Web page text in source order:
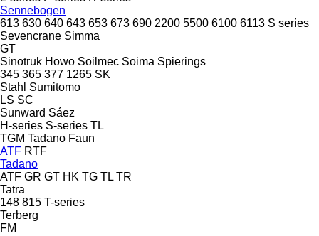
Sennebogen
613 630 640 643 653 673 690 2200 5500 6100 6113 S series
Sevencrane Simma
GT
Sinotruk Howo Soilmec Soima Spierings
345 365 377 1265 SK
Stahl Sumitomo
LS SC
Sunward Sáez
H-series S-series TL
TGM Tadano Faun
ATF RTF
Tadano
ATF GR GT HK TG TL TR
Tatra
148 815 T-series
Terberg
FM